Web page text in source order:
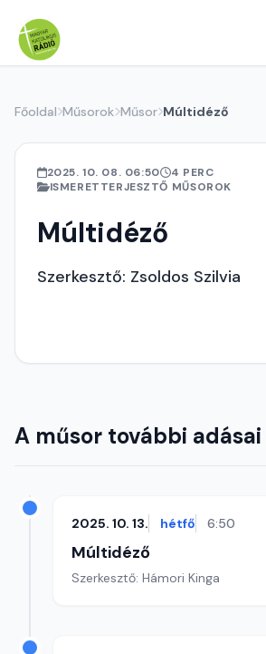
Főoldal Műsorok Műsor Múltidéző
2025. 10. 08. 06:50
4 PERC
ISMERETTERJESZTŐ MŰSOROK
Múltidéző
Szerkesztő: Zsoldos Szilvia
A műsor további adásai
2025. 10. 13. hétfő 6:50
Múltidéző
Szerkesztő: Hámori Kinga